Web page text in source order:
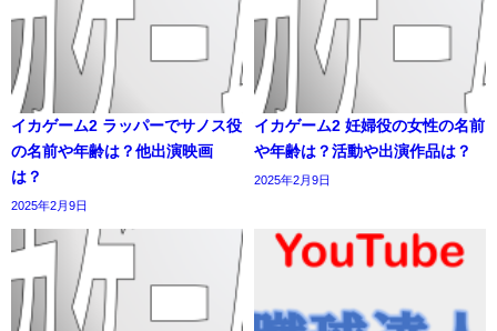
イカゲーム2 ラッパーでサノス役
の名前や年齢は？他出演映画
は？
2025年2月9日
イカゲーム2 妊婦役の女性の名前
や年齢は？活動や出演作品は？
2025年2月9日